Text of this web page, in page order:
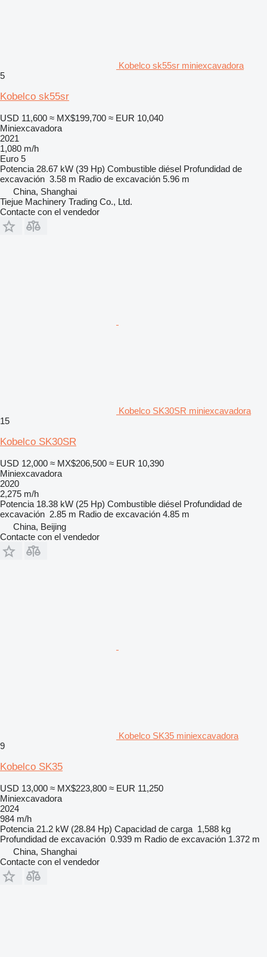
Kobelco sk55sr miniexcavadora
5
Kobelco sk55sr
USD 11,600 ≈ MX$199,700 ≈ EUR 10,040
Miniexcavadora
2021
1,080 m/h
Euro 5
Potencia 28.67 kW (39 Hp) Combustible diésel Profundidad de
excavación 3.58 m Radio de excavación 5.96 m
China, Shanghai
Tiejue Machinery Trading Co., Ltd.
Contacte con el vendedor
Kobelco SK30SR miniexcavadora
15
Kobelco SK30SR
USD 12,000 ≈ MX$206,500 ≈ EUR 10,390
Miniexcavadora
2020
2,275 m/h
Potencia 18.38 kW (25 Hp) Combustible diésel Profundidad de
excavación 2.85 m Radio de excavación 4.85 m
China, Beijing
Contacte con el vendedor
Kobelco SK35 miniexcavadora
9
Kobelco SK35
USD 13,000 ≈ MX$223,800 ≈ EUR 11,250
Miniexcavadora
2024
984 m/h
Potencia 21.2 kW (28.84 Hp) Capacidad de carga 1,588 kg
Profundidad de excavación 0.939 m Radio de excavación 1.372 m
China, Shanghai
Contacte con el vendedor